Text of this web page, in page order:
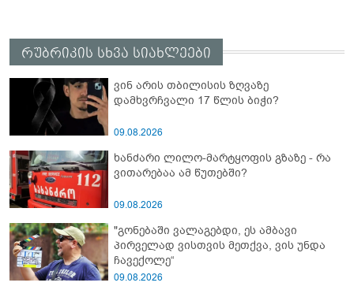
რუბრიკის სხვა სიახლეები
ვინ არის თბილისის ზღვაზე
დამხვრჩვალი 17 წლის ბიჭი?
09.08.2026
ხანძარი ლილო-მარტყოფის გზაზე - რა
ვითარებაა ამ წუთებში?
09.08.2026
"გონებაში ვალაგებდი, ეს ამბავი
პირველად ვისთვის მეთქვა, ვის უნდა
ჩავექოლე“
09.08.2026